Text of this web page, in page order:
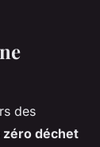
des
zéro déchet